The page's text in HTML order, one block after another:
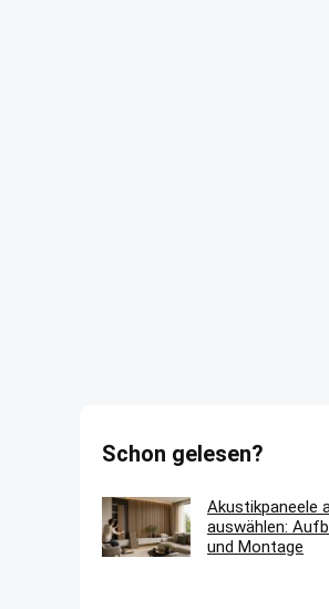
Schon gelesen?
Akustikpaneele
auswählen:
und Montage